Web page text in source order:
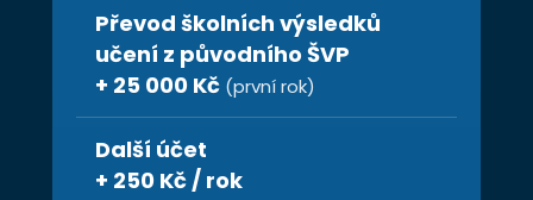
Převod školních výsledků
učení z původního ŠVP
+ 25 000 Kč (první rok)
Další účet
+ 250 Kč / rok